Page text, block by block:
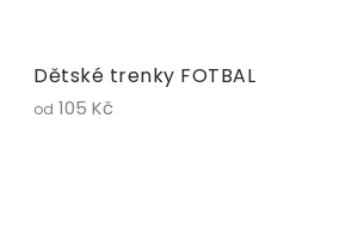
Dětské trenky FOTBAL
od 105 Kč